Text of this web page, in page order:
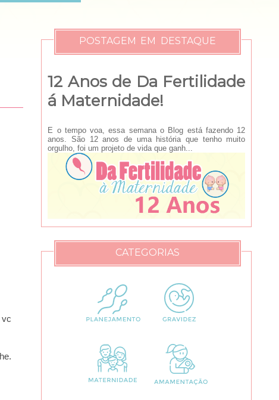
vc
POSTAGEM EM DESTAQUE
12 Anos de Da Fertilidade
á Maternidade!
E o tempo voa, essa semana o Blog está fazendo 12
anos. São 12 anos de uma história que tenho muito
orgulho, foi um projeto de vida que ganh...
CATEGORIAS